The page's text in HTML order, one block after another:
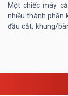
Một chiếc máy
nhiều thành phần
đầu cắt, khung/